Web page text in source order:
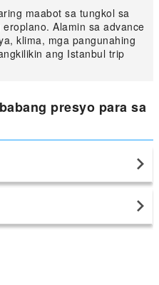
maabot sa tungkol sa
Alamin sa advance
klima, mga pangunahing
ang Istanbul trip
presyo para sa